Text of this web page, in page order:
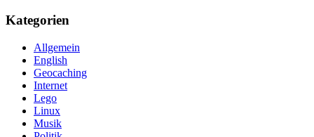
Kategorien
Allgemein
English
Geocaching
Internet
Lego
Linux
Musik